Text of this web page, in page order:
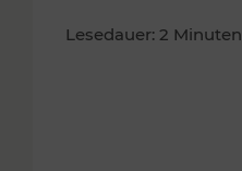
Lesedauer: 2 Minuten